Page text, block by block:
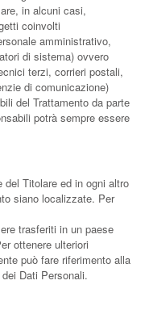
in alcuni casi,
coinvolti
amministrativo,
di sistema) ovvero
terzi, corrieri postali,
di comunicazione)
del Trattamento da parte
potrà sempre essere
Titolare ed in ogni altro
siano localizzate. Per
trasferiti in un paese
ottenere ulteriori
può fare riferimento alla
Dati Personali.